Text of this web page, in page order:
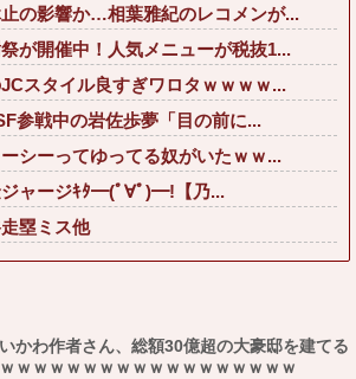
止の影響か…相葉雅紀のレコメンが...
祭が開催中！人気メニューが税抜1...
JCスタイル良すぎワロタｗｗｗｗ...
参戦中の岩佐歩夢「目の前に...
シーってゆってる奴がいたｗｗ...
ジャージｷﾀ━(ﾟ∀ﾟ)━!【乃...
塁ミス他
かわ作者さん、総額30億超の大豪邸を建てる
ｗｗｗｗｗｗｗｗｗｗｗｗｗｗｗｗｗ